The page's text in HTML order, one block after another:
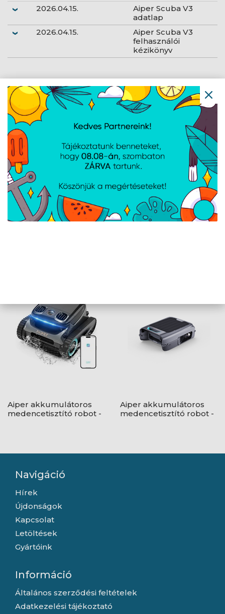
2026.04.15.
Aiper Scuba V3
adatlap
2026.04.15.
Aiper Scuba V3
felhasználói
kézikönyv
AJÁNLATUNKBÓL
Aiper akkumulátoros
medencetisztító robot -
Aiper akkumulátoros
medencetisztító robot -
Navigáció
Hírek
Újdonságok
Kapcsolat
Letöltések
Gyártóink
Információ
Általános szerződési feltételek
Adatkezelési tájékoztató